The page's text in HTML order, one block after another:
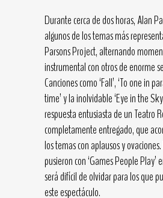
Durante cerca de dos horas, Alan
algunos de los temas más
Parsons Project, alternando
instrumental con otros de enorme
Canciones como ‘Fall’, ‘To one in
time’ y la inolvidable ‘Eye in the
respuesta entusiasta de un Teatro
completamente entregado, que
los temas con aplausos y
pusieron con ‘Games People Play’
será difícil de olvidar para los que
este espectáculo.